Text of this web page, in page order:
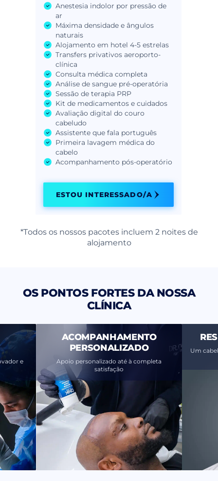
Anestesia indolor por pressão de
ar
Máxima densidade e ângulos
naturais
Alojamento em hotel 4-5 estrelas
Transfers privativos aeroporto-
clínica
Consulta médica completa
Análise de sangue pré-operatória
Sessão de terapia PRP
Kit de medicamentos e cuidados
Avaliação digital do couro
cabeludo
Assistente que fala português
Primeira lavagem médica do
cabelo
Acompanhamento pós-operatório
ESTOU INTERESSADO/A
*Todos os nossos pacotes incluem 2 noites de
alojamento
OS PONTOS FORTES DA NOSSA
CLÍNICA
e
ACOMPANHAMENTO
PERSONALIZADO
Apoio personalizado até à completa
satisfação
Um